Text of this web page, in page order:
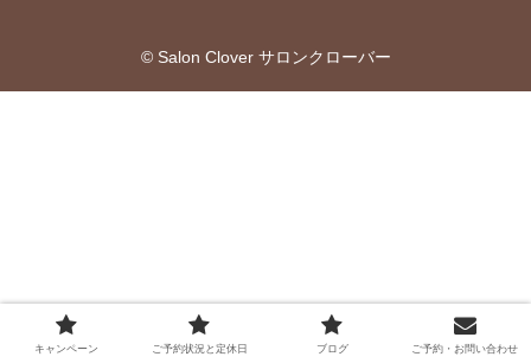
© Salon Clover サロンクローバー
キャンペーン ご予約状況と定休日 ブログ ご予約・お問い合わせ